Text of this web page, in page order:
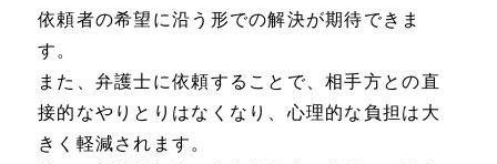
依頼者の希望に沿う形での解決が期待できま
す。
また、弁護士に依頼することで、相手方との直
接的なやりとりはなくなり、心理的な負担は大
きく軽減されます。